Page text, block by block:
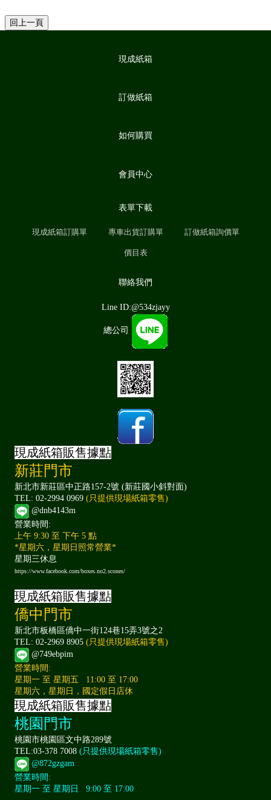
現成紙箱
訂做紙箱
如何購買
會員中心
表單下載
現成紙箱訂購單 專車出貨訂購單 訂做紙箱詢價單
價目表
聯絡我們
Line ID:@534zjayy
總公司
現成紙箱販售據點
新莊門市
新北市新莊區中正路157-2號 (新莊國小斜對面)
TEL: 02-2994 0969 (只提供現場紙箱零售)
@dnb4143m
營業時間:
上午 9:30 至 下午 5 點
*星期六，星期日照常營業*
星期三休息
https://www.facebook.com/boxes.no2.scones/
現成紙箱販售據點
僑中門市
新北市板橋區僑中一街124巷15弄3號之2
TEL: 02-2969 8905 (只提供現場紙箱零售)
@749ebpim
營業時間:
星期一 至 星期五 11:00 至 17:00
星期六，星期日，國定假日店休
現成紙箱販售據點
桃園門市
桃園市桃園區文中路289號
TEL:03-378 7008 (只提供現場紙箱零售)
@872gzgam
營業時間:
星期一 至 星期日 9:00 至 17:00